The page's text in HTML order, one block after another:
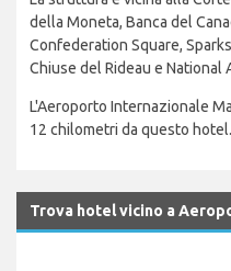
della Moneta, Banca del
Confederation Square,
Chiuse del Rideau e National
L'Aeroporto Internazionale
12 chilometri da questo hotel.
Trova hotel vicino a